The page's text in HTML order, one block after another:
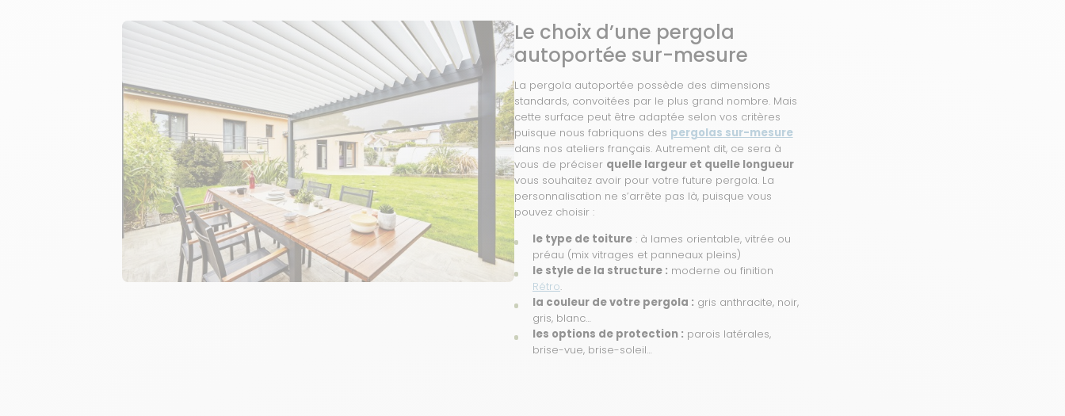
Le choix d’une pergola
autoportée sur-mesure
La pergola autoportée possède des dimensions
standards, convoitées par le plus grand nombre. Mais
cette surface peut être adaptée selon vos critères
puisque nous fabriquons des pergolas sur-mesure
dans nos ateliers français. Autrement dit, ce sera à
vous de préciser quelle largeur et quelle longueur
vous souhaitez avoir pour votre future pergola. La
personnalisation ne s’arrête pas là, puisque vous
pouvez choisir :
le type de toiture: à lames orientable, vitrée ou
préau (mix vitrages et panneaux pleins)
le style de la structure : moderne ou finition
Rétro.
la couleur de votre pergola : gris anthracite, noir,
gris, blanc…
les options de protection : parois latérales,
brise-vue, brise-soleil…